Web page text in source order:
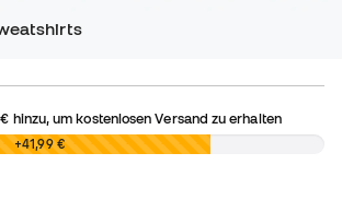
hinzu, um kostenlosen Versand zu erhalten
+41,99 €